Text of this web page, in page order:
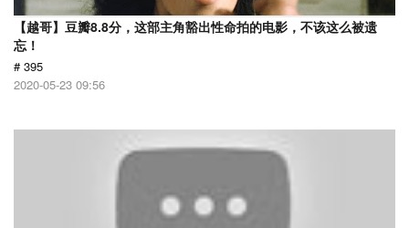
【越哥】豆瓣8.8分，这部主角豁出性命拍的电影，不该这么被遗
忘！
# 395
2020-05-23 09:56